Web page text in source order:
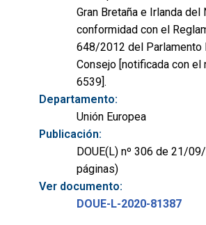
Gran Bretaña e Irlanda del
conformidad con el
648/2012 del Parlamento
Consejo [notificada con el
6539].
Departamento:
Unión Europea
Publicación:
DOUE(L) nº 306 de 21/
páginas)
Ver documento:
DOUE-L-2020-81387